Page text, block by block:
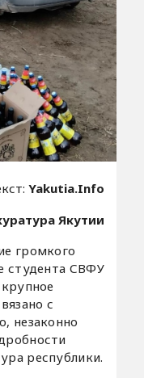
Yakutia.Info
Якутии
громкого
студента СВФУ
с
незаконно
республики.